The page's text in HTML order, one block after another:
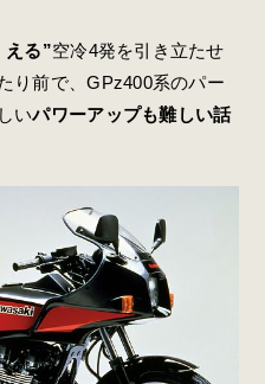
える”空冷4発を引き立たせ
り前で、GPz400系のパー
いパワーアップも難しい話